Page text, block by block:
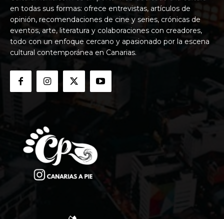
en todas sus formas: ofrece entrevistas, artículos de
opinión, recomendaciones de cine y series, crónicas de
eventos, arte, literatura y colaboraciones con creadores,
todo con un enfoque cercano y apasionado por la escena
cultural contemporánea en Canarias.